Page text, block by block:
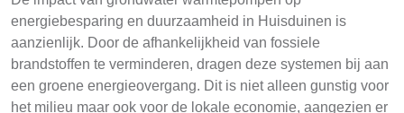
energiebesparing en duurzaamheid in Huisduinen is
aanzienlijk. Door de afhankelijkheid van fossiele
brandstoffen te verminderen, dragen deze systemen bij aan
een groene energieovergang. Dit is niet alleen gunstig voor
het milieu maar ook voor de lokale economie, aangezien er